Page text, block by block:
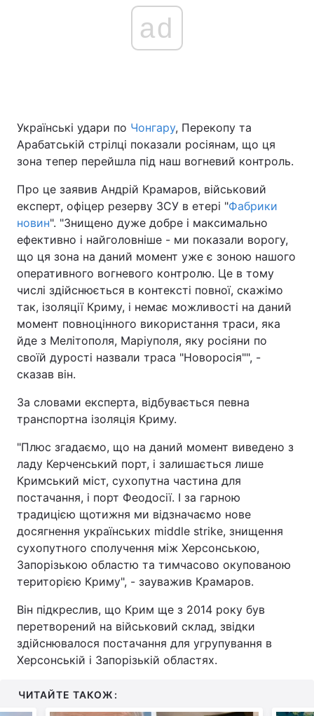
ad
Українські удари по Чонгару, Перекопу та
Арабатській стрілці показали росіянам, що ця
зона тепер перейшла під наш вогневий контроль.
Про це заявив Андрій Крамаров, військовий
експерт, офіцер резерву ЗСУ в етері "Фабрики
новин". "Знищено дуже добре і максимально
ефективно і найголовніше - ми показали ворогу,
що ця зона на даний момент уже є зоною нашого
оперативного вогневого контролю. Це в тому
числі здійснюється в контексті повної, скажімо
так, ізоляції Криму, і немає можливості на даний
момент повноцінного використання траси, яка
йде з Мелітополя, Маріуполя, яку росіяни по
своїй дурості назвали траса "Новоросія"", -
сказав він.
За словами експерта, відбувається певна
транспортна ізоляція Криму.
"Плюс згадаємо, що на даний момент виведено з
ладу Керченський порт, і залишається лише
Кримський міст, сухопутна частина для
постачання, і порт Феодосії. І за гарною
традицією щотижня ми відзначаємо нове
досягнення українських middle strike, знищення
сухопутного сполучення між Херсонською,
Запорізькою областю та тимчасово окупованою
територією Криму", - зауважив Крамаров.
Він підкреслив, що Крим ще з 2014 року був
перетворений на військовий склад, звідки
здійснювалося постачання для угрупування в
Херсонській і Запорізькій областях.
ЧИТАЙТЕ ТАКОЖ: